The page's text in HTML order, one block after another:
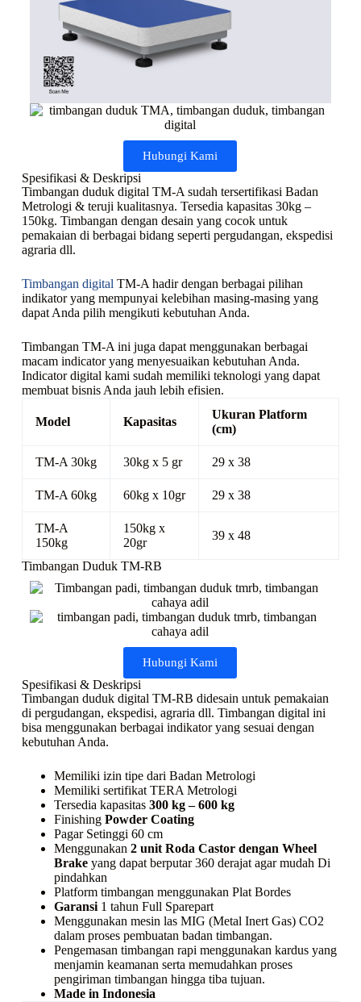
Hubungi Kami
Spesifikasi & Deskripsi
Timbangan duduk digital TM-A sudah tersertifikasi Badan
Metrologi & teruji kualitasnya. Tersedia kapasitas 30kg –
150kg. Timbangan dengan desain yang cocok untuk
pemakaian di berbagai bidang seperti pergudangan, ekspedisi
agraria dll.
Timbangan digital TM-A hadir dengan berbagai pilihan
indikator yang mempunyai kelebihan masing-masing yang
dapat Anda pilih mengikuti kebutuhan Anda.
Timbangan TM-A ini juga dapat menggunakan berbagai
macam indicator yang menyesuaikan kebutuhan Anda.
Indicator digital kami sudah memiliki teknologi yang dapat
membuat bisnis Anda jauh lebih efisien.
Model Kapasitas
Ukuran Platform
(cm)
TM-A 30kg 30kg x 5 gr 29 x 38
TM-A 60kg 60kg x 10gr 29 x 38
TM-A
150kg
150kg x
20gr
39 x 48
Timbangan Duduk TM-RB
Hubungi Kami
Spesifikasi & Deskripsi
Timbangan duduk digital TM-RB didesain untuk pemakaian
di pergudangan, ekspedisi, agraria dll. Timbangan digital ini
bisa menggunakan berbagai indikator yang sesuai dengan
kebutuhan Anda.
Memiliki izin tipe dari Badan Metrologi
Memiliki sertifikat TERA Metrologi
Tersedia kapasitas 300 kg – 600 kg
Finishing Powder Coating
Pagar Setinggi 60 cm
Menggunakan 2 unit Roda Castor dengan Wheel
Brakeyang dapat berputar 360 derajat agar mudah Di
pindahkan
Platform timbangan menggunakan Plat Bordes
Garansi1 tahun Full Sparepart
Menggunakan mesin las MIG (Metal Inert Gas) CO2
dalam proses pembuatan badan timbangan.
Pengemasan timbangan rapi menggunakan kardus yang
menjamin keamanan serta memudahkan proses
pengiriman timbangan hingga tiba tujuan.
Made in Indonesia